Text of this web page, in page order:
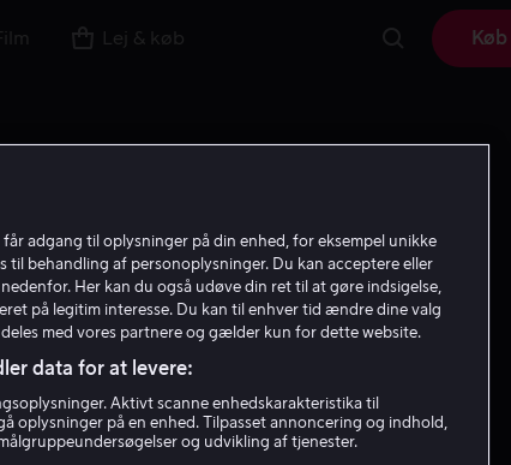
Lej & køb
Kortner
adgang til oplysninger på din enhed, for eksempel unikke
til behandling af personoplysninger. Du kan acceptere eller
Her kan du også udøve din ret til at gøre indsigelse,
på legitim interesse. Du kan til enhver tid ændre dine valg
med vores partnere og gælder kun for dette website.
data for at levere:
Aktivt scanne enhedskarakteristika til
oplysninger på en enhed. Tilpasset annoncering og indhold,
og udvikling af tjenester.